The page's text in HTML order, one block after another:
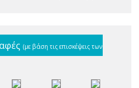
(με βάση τις επισκέψεις των